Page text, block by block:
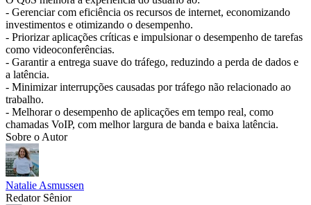
- Gerenciar com eficiência os recursos de internet, economizando
investimentos e otimizando o desempenho.
- Priorizar aplicações críticas e impulsionar o desempenho de tarefas
como videoconferências.
- Garantir a entrega suave do tráfego, reduzindo a perda de dados e
a latência.
- Minimizar interrupções causadas por tráfego não relacionado ao
trabalho.
- Melhorar o desempenho de aplicações em tempo real, como
chamadas VoIP, com melhor largura de banda e baixa latência.
Sobre o Autor
Natalie Asmussen
Redator Sênior